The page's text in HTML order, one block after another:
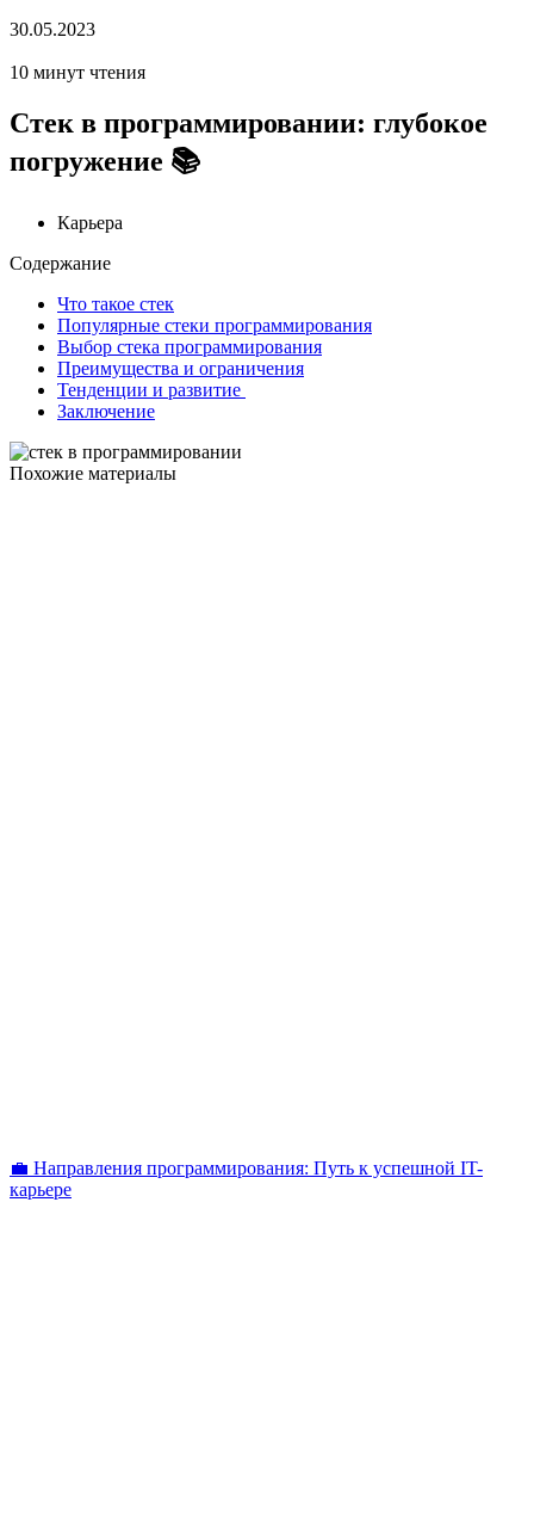
30.05.2023
10 минут чтения
Стек в программировании: глубокое
погружение 📚
Карьера
Содержание
Что такое стек
Популярные стеки программирования
Выбор стека программирования
Преимущества и ограничения
Тенденции и развитие
Заключение
Похожие материалы
💼 Направления программирования: Путь к успешной IT-
карьере